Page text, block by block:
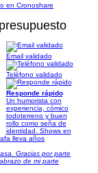
en Cronoshare
Email validado
Teléfono validado
Responde rápido
Un humorista con
experiencia, cómico
todoterreno y buen
rollo como seña de
identidad. Shows en
lleva años
Gracias por parte
de mi parte